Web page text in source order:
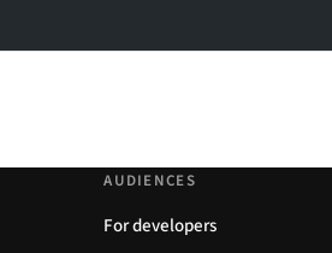
AUDIENCES
For developers